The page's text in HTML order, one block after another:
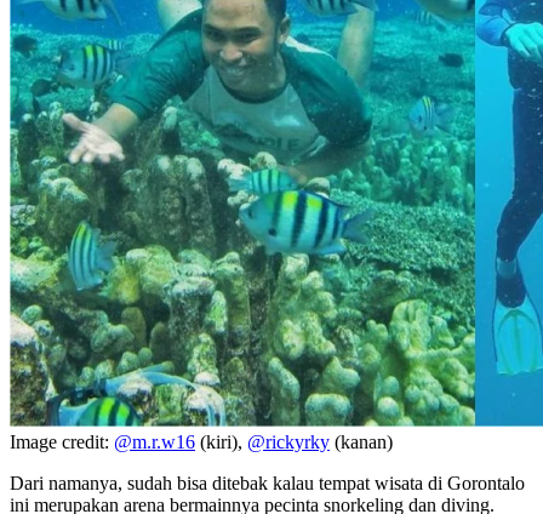
Image credit: @m.r.w16 (kiri), @rickyrky (kanan)
Dari namanya, sudah bisa ditebak kalau tempat wisata di Gorontalo
ini merupakan arena bermainnya pecinta snorkeling dan diving.